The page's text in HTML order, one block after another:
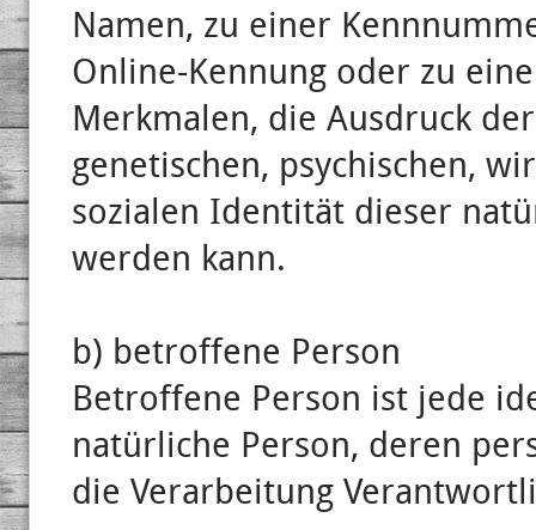
Namen, zu einer
Online-Kennung oder zu
Merkmalen, die Ausdruck
genetischen, psychischen,
sozialen Identität dieser
werden kann.
b) betroffene Person
Betroffene Person ist jede
natürliche Person, deren
die Verarbeitung